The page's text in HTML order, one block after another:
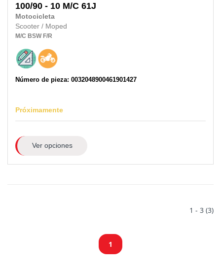
100/90 - 10 M/C 61J
Motocicleta
Scooter / Moped
M/C BSW F/R
Número de pieza: 0032048900461901427
Próximamente
Ver opciones
1 - 3 (3)
1